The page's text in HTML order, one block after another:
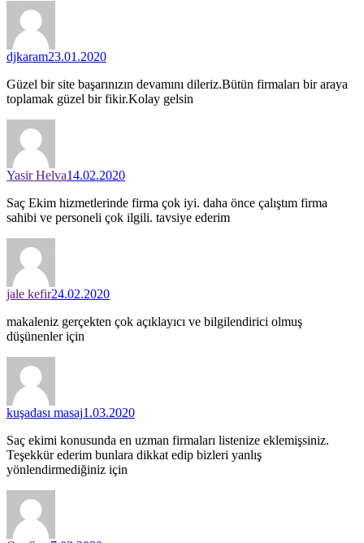
djkaram23.01.2020
Güzel bir site başarınızın devamını dileriz.Bütün firmaları bir araya
toplamak güzel bir fikir.Kolay gelsin
Yasir Helva14.02.2020
Saç Ekim hizmetlerinde firma çok iyi. daha önce çalıştım firma
sahibi ve personeli çok ilgili. tavsiye ederim
jale kefir24.02.2020
makaleniz gerçekten çok açıklayıcı ve bilgilendirici olmuş
düşünenler için
kuşadası masaj1.03.2020
Saç ekimi konusunda en uzman firmaları listenize eklemişsiniz.
Teşekkür ederim bunlara dikkat edip bizleri yanlış
yönlendirmediğiniz için